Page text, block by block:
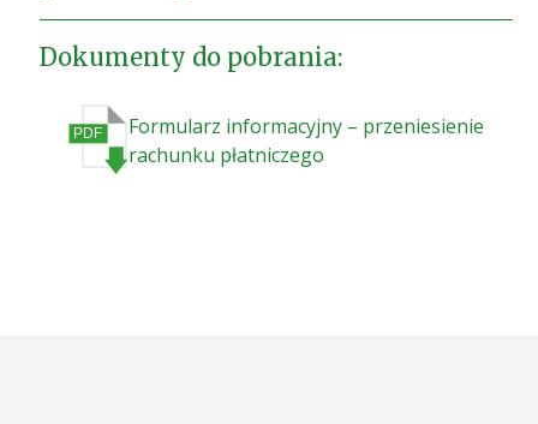
Dokumenty do pobrania:
Formularz informacyjny – przeniesienie
rachunku płatniczego